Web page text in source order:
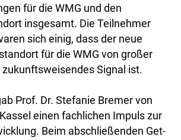
für die WMG und den
insgesamt. Die Teilnehmer
sich einig, dass der neue
für die WMG von großer
zukunftsweisendes Signal ist.
Prof. Dr. Stefanie Bremer von
einen fachlichen Impuls zur
Beim abschließenden Get-